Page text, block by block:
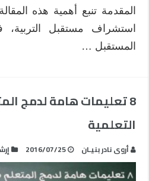
المقدمة تنبع أهمية هذه
استشراف مستقبل
المستقبل …
8 تعليمات هامة لدمج
التعلمية
أروى نادر بنيـان 2016/07/25